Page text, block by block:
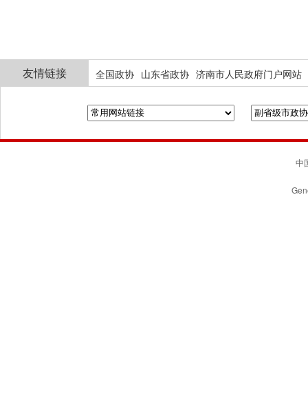
友情链接 全国政协 山东省政协 济南市人民政府门户网站
中